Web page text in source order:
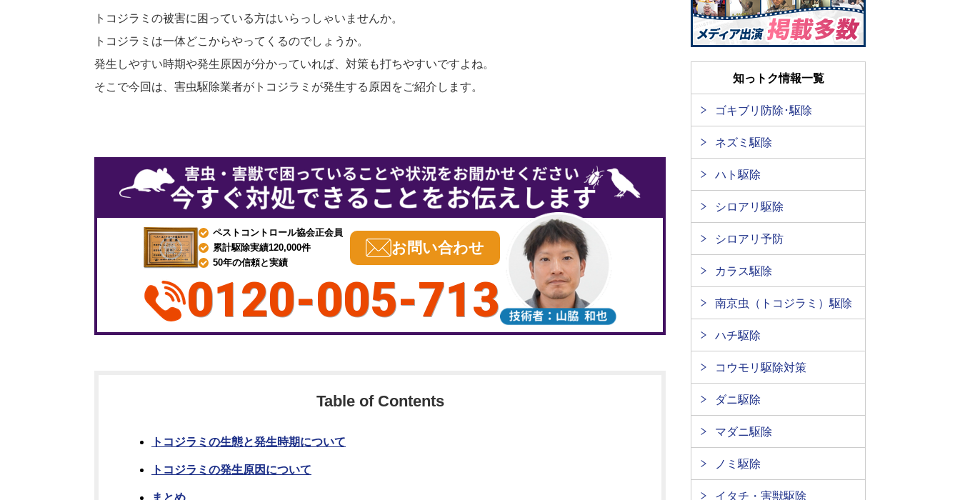
トコジラミの被害に困っている方はいらっしゃいませんか。
トコジラミは一体どこからやってくるのでしょうか。
発生しやすい時期や発生原因が分かっていれば、対策も打ちやすいですよね。
そこで今回は、害虫駆除業者がトコジラミが発生する原因をご紹介します。
ペストコントロール協会正会員
累計駆除実績120,000件
50年の信頼と実績
お問い合わせ
0120-005-713
Table of Contents
トコジラミの生態と発生時期について
トコジラミの発生原因について
まとめ
知っトク情報一覧
ゴキブリ防除･駆除
ネズミ駆除
ハト駆除
シロアリ駆除
シロアリ予防
カラス駆除
南京虫（トコジラミ）駆除
ハチ駆除
コウモリ駆除対策
ダニ駆除
マダニ駆除
ノミ駆除
イタチ・害獣駆除